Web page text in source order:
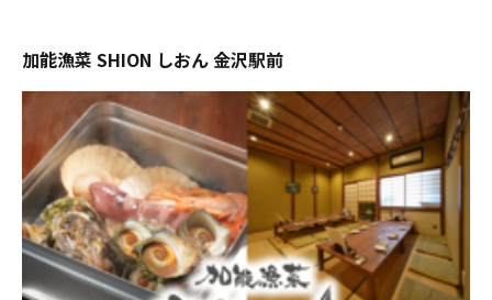
加能漁菜 SHION しおん 金沢駅前